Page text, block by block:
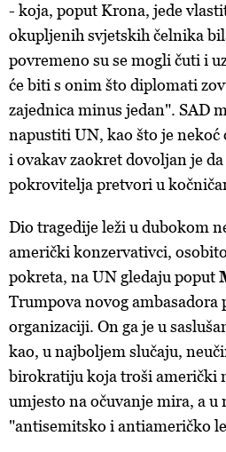
- koja, poput Krona, jede
okupljenih svjetskih čelnika
povremeno su se mogli čuti i
će biti s onim što diplomati
zajednica minus jedan". SAD
napustiti UN, kao što je nekoć
i ovakav zaokret dovoljan je
pokrovitelja pretvori u
Dio tragedije leži u dubokom
američki konzervativci,
pokreta, na UN gledaju poput
Trumpova novog ambasadora
organizaciji. On ga je u
kao, u najboljem slučaju,
birokratiju koja troši američki
umjesto na očuvanje mira, a u
"antisemitsko i antiameričko